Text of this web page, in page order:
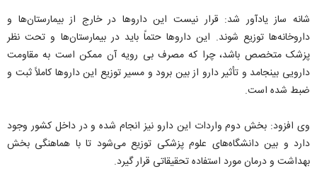
شانه ساز یادآور شد: قرار نیست این داروها در خارج از بیمارستان‌ها و
داروخانه‌ها توزیع شوند. این داروها حتماً باید در بیمارستان‌ها و تحت نظر
پزشک متخصص باشد، چرا که مصرف بی رویه آن ممکن است به مقاومت
دارویی بینجامد و تأثیر دارو از بین برود و مسیر توزیع این داروها کاملاً ثبت و
ضبط شده است.
وی افزود: بخش دوم واردات این دارو نیز انجام شده و در داخل کشور وجود
دارد و بین دانشگاه‌های علوم پزشکی توزیع می‌شود تا با هماهنگی بخش
بهداشت و درمان مورد استفاده تحقیقاتی قرار گیرد.